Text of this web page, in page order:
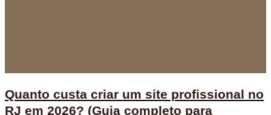
Quanto custa criar um site profissional no
RJ em 2026? (Guia completo para